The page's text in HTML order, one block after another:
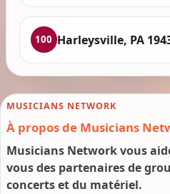
100 Harleysville, PA
MUSICIANS NETWORK
À propos de Musicians
Musicians Network vous
vous des partenaires de
concerts et du matériel.